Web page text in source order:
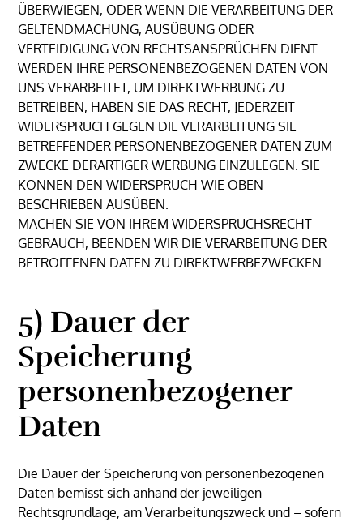
ÜBERWIEGEN, ODER WENN DIE VERARBEITUNG DER
GELTENDMACHUNG, AUSÜBUNG ODER
VERTEIDIGUNG VON RECHTSANSPRÜCHEN DIENT.
WERDEN IHRE PERSONENBEZOGENEN DATEN VON
UNS VERARBEITET, UM DIREKTWERBUNG ZU
BETREIBEN, HABEN SIE DAS RECHT, JEDERZEIT
WIDERSPRUCH GEGEN DIE VERARBEITUNG SIE
BETREFFENDER PERSONENBEZOGENER DATEN ZUM
ZWECKE DERARTIGER WERBUNG EINZULEGEN. SIE
KÖNNEN DEN WIDERSPRUCH WIE OBEN
BESCHRIEBEN AUSÜBEN.
MACHEN SIE VON IHREM WIDERSPRUCHSRECHT
GEBRAUCH, BEENDEN WIR DIE VERARBEITUNG DER
BETROFFENEN DATEN ZU DIREKTWERBEZWECKEN.
5) Dauer der
Speicherung
personenbezogener
Daten
Die Dauer der Speicherung von personenbezogenen
Daten bemisst sich anhand der jeweiligen
Rechtsgrundlage, am Verarbeitungszweck und – sofern